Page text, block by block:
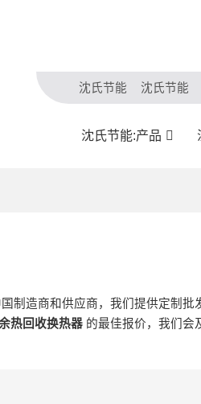
沈氏节能 沈氏节能
沈氏节能:产品
制造商和供应商，我们提供定制批
热回收换热器的最佳报价，我们会